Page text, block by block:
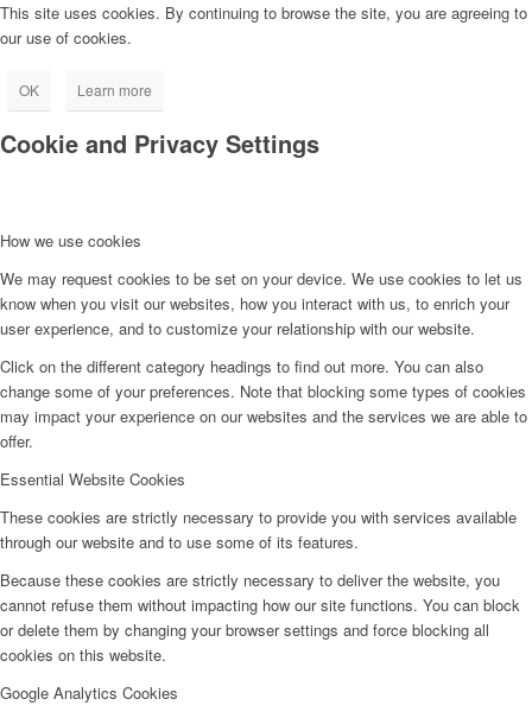
This site uses cookies. By continuing to browse the site, you are agreeing to
our use of cookies.
OK Learn more
Cookie and Privacy Settings
How we use cookies
We may request cookies to be set on your device. We use cookies to let us
know when you visit our websites, how you interact with us, to enrich your
user experience, and to customize your relationship with our website.
Click on the different category headings to find out more. You can also
change some of your preferences. Note that blocking some types of cookies
may impact your experience on our websites and the services we are able to
offer.
Essential Website Cookies
These cookies are strictly necessary to provide you with services available
through our website and to use some of its features.
Because these cookies are strictly necessary to deliver the website, you
cannot refuse them without impacting how our site functions. You can block
or delete them by changing your browser settings and force blocking all
cookies on this website.
Google Analytics Cookies